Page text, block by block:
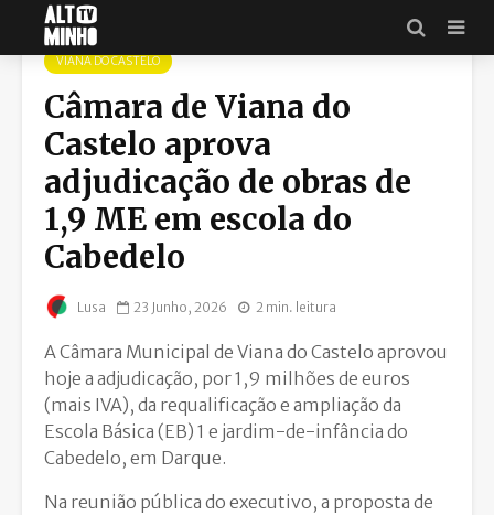
VIANA DO CASTELO
Câmara de Viana do
Castelo aprova
adjudicação de obras de
1,9 ME em escola do
Cabedelo
Lusa 23 Junho, 2026 2 min. leitura
A Câmara Municipal de Viana do Castelo aprovou
hoje a adjudicação, por 1,9 milhões de euros
(mais IVA), da requalificação e ampliação da
Escola Básica (EB) 1 e jardim-de-infância do
Cabedelo, em Darque.
Na reunião pública do executivo, a proposta de